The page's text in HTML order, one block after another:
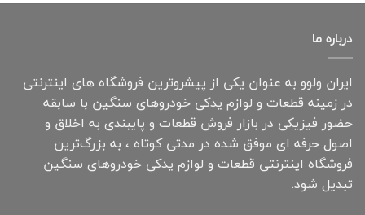
درباره ما
ایران ولوو به عنوان یکی از پیشروترین فروشگاه های اینترنتی
در زمینه قطعات و لوازم یدکی خودروهای سنگین با سابقه
حضور فیزیکی در بازار فروش قطعات و پایبندی به اخلاق و
اصول حرفه ای موفق شده در مدتی کوتاه ، به بزرگ‌ترین
فروشگاه اینترنتی قطعات و لوازم یدکی خودروهای سنگین
تبدیل شود.